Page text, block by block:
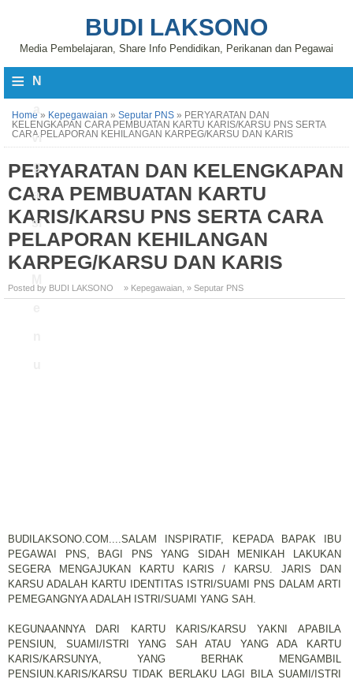
BUDI LAKSONO
Media Pembelajaran, Share Info Pendidikan, Perikanan dan Pegawai
≡ N
vi
g
a
si
Home » Kepegawaian » Seputar PNS » PERYARATAN DAN
KELENGKAPAN CARA PEMBUATAN KARTU KARIS/KARSU PNS SERTA
CARA PELAPORAN KEHILANGAN KARPEG/KARSU DAN KARIS
PERYARATAN DAN KELENGKAPAN
CARA PEMBUATAN KARTU
KARIS/KARSU PNS SERTA CARA
PELAPORAN KEHILANGAN
KARPEG/KARSU DAN KARIS
Posted by BUDI LAKSONO » Kepegawaian » Seputar PNS
BUDILAKSONO.COM....SALAM INSPIRATIF, KEPADA BAPAK IBU
PEGAWAI PNS, BAGI PNS YANG SIDAH MENIKAH LAKUKAN
SEGERA MENGAJUKAN KARTU KARIS / KARSU. JARIS DAN
KARSU ADALAH KARTU IDENTITAS ISTRI/SUAMI PNS DALAM ARTI
PEMEGANGNYA ADALAH ISTRI/SUAMI YANG SAH.
KEGUNAANNYA DARI KARTU KARIS/KARSU YAKNI APABILA
PENSIUN, SUAMI/ISTRI YANG SAH ATAU YANG ADA KARTU
KARIS/KARSUNYA, YANG BERHAK MENGAMBIL
PENSIUN. KARIS/KARSU TIDAK BERLAKU LAGI BILA SUAMI/ISTRI